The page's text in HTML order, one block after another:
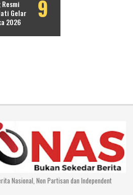
Gelar
2026
Nasional, Non Partisan dan Independent